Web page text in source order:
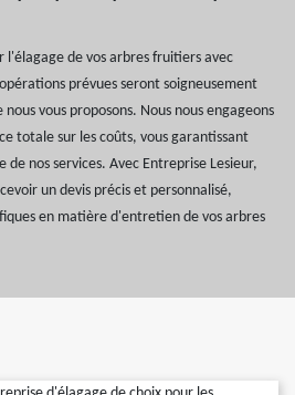
l'élagage de vos arbres fruitiers avec
prévues seront soigneusement
vous proposons. Nous nous engageons
totale sur les coûts, vous garantissant
de nos services. Avec Entreprise Lesieur,
un devis précis et personnalisé,
en matière d'entretien de vos arbres